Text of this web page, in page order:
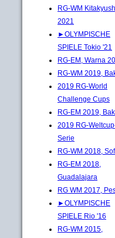
RG-WM
2021
►OLYMPISCHE
SPIELE Tokio '21
RG-EM, Warna
RG-WM 2019,
2019 RG-World
Challenge Cups
RG-EM 2019,
2019 RG-
Serie
RG-WM 2018,
RG-EM 2018,
Guadalajara
RG WM 2017,
►OLYMPISCHE
SPIELE Rio '16
RG-WM 2015,